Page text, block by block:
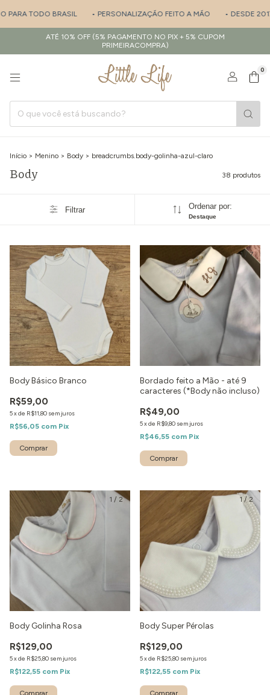
BRASIL • PERSONALIZAÇÃO FEITO A MÃO • DESDE 2017 -
ATÉ 10% OFF (5% PAGAMENTO NO PIX + 5% CUPOM
PRIMEIRACOMPRA)
0
Início > Menino > Body > breadcrumbs.body-golinha-azul-claro
Body 38 produtos
Filtrar Ordenar por:
Destaque
Body Básico Branco
R$59,00
5xde R$11,80 sem juros
R$56,05 com Pix
Comprar
1 /7
Bordado feito a Mão - até 9
caracteres (*Body não incluso)
R$49,00
5xde R$9,80 sem juros
R$46,55 com Pix
1 / 2
Body Golinha Rosa
R$129,00
5xde R$25,80 sem juros
R$122,55 com Pix
1 /2
Body Super Pérolas
R$129,00
5xde R$25,80 sem juros
R$122,55 com Pix